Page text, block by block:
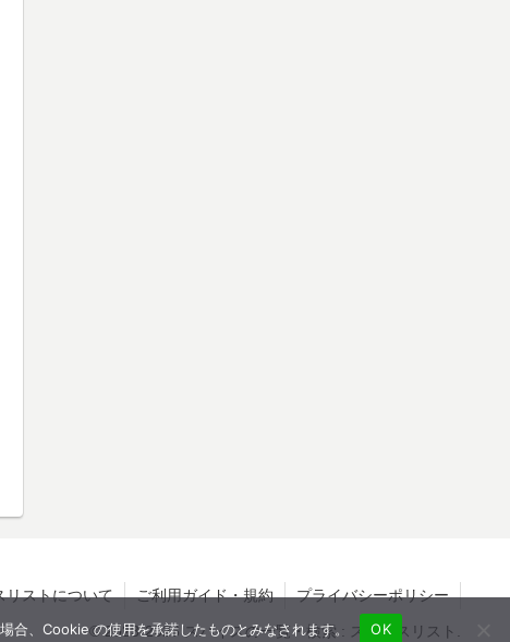
リストについて ご利用ガイド・規約 プライバシーポリシー
© 2023-2026 スパイスの一覧・検索 : スパイスリスト.
合、Cookie の使用を承諾したものとみなされます。 OK